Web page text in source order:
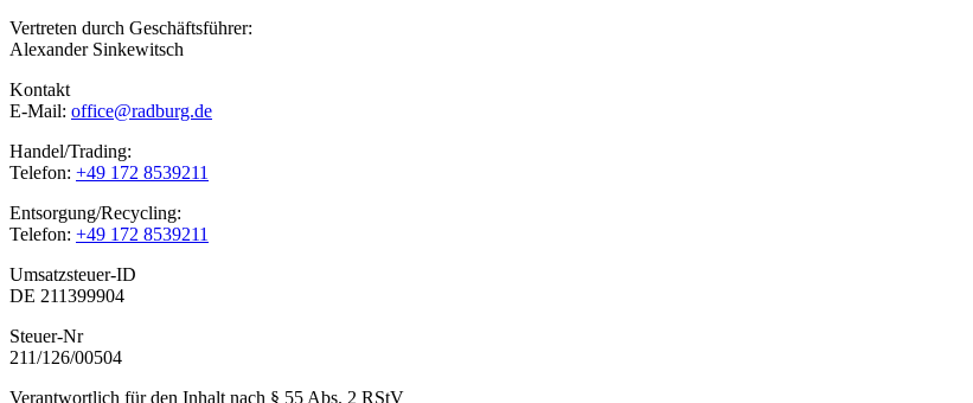
Vertreten durch Geschäftsführer:
Alexander Sinkewitsch
Kontakt
E-Mail: office@radburg.de
Handel/Trading:
Telefon: +49 172 8539211
Entsorgung/Recycling:
Telefon: +49 172 8539211
Umsatzsteuer-ID
DE 211399904
Steuer-Nr
211/126/00504
Verantwortlich für den Inhalt nach § 55 Abs. 2 RStV